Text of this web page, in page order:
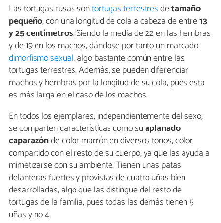
Las tortugas rusas sontortugas terrestresdetamaño
pequeño, con una longitud de cola a cabeza de entre13
y 25 centímetros. Siendo la media de 22 en las hembras
y de 19 en los machos, dándose por tanto un marcado
dimorfismo sexual, algo bastante común entre las
tortugas terrestres. Además, se pueden diferenciar
machos y hembras por la longitud de su cola, pues esta
es más larga en el caso de los machos.
En todos los ejemplares, independientemente del sexo,
se comparten características como suaplanado
caparazónde color marrón en diversos tonos, color
compartido con el resto de su cuerpo, ya que las ayuda a
mimetizarse con su ambiente. Tienen unas patas
delanteras fuertes y provistas de cuatro uñas bien
desarrolladas, algo que las distingue del resto de
tortugas de la familia, pues todas las demás tienen 5
uñas y no 4.